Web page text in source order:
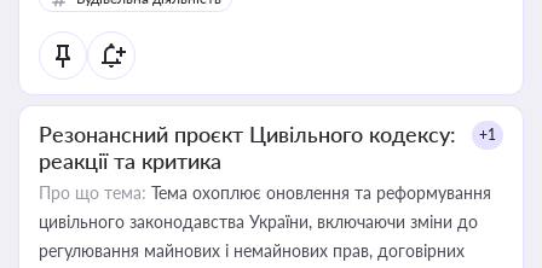
Резонансний проєкт Цивільного кодексу:
реакції та критика
+1
Про що тема: Тема охоплює оновлення та реформування
цивільного законодавства України, включаючи зміни до
регулювання майнових і немайнових прав, договірних